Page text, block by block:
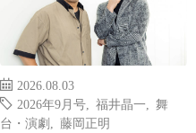
2026.08.03
2026年9月号
福井晶一
舞
台・演劇
藤岡正明